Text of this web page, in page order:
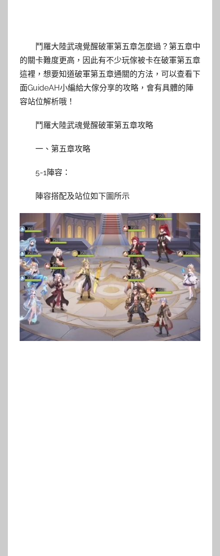
鬥羅大陸武魂覺醒破軍第五章怎麼過？第五章中
的關卡難度更高，因此有不少玩傢被卡在破軍第五章
這裡，想要知道破軍第五章通關的方法，可以查看下
面GuideAH小編給大傢分享的攻略，會有具體的陣
容站位解析哦！
鬥羅大陸武魂覺醒破軍第五章攻略
一、第五章攻略
5-1陣容：
陣容搭配及站位如下圖所示